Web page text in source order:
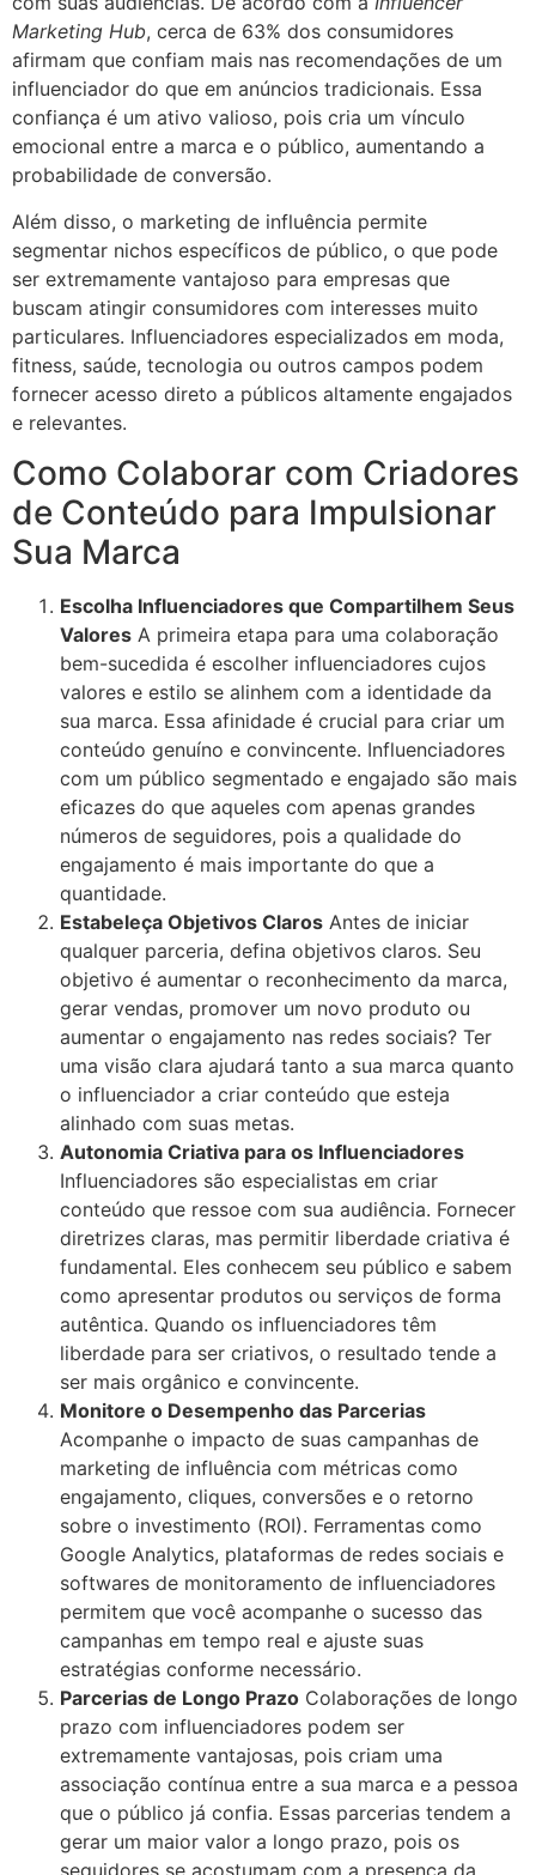
Marketing Hub, cerca de 63% dos consumidores
afirmam que confiam mais nas recomendações de um
influenciador do que em anúncios tradicionais. Essa
confiança é um ativo valioso, pois cria um vínculo
emocional entre a marca e o público, aumentando a
probabilidade de conversão.
Além disso, o marketing de influência permite
segmentar nichos específicos de público, o que pode
ser extremamente vantajoso para empresas que
buscam atingir consumidores com interesses muito
particulares. Influenciadores especializados em moda,
fitness, saúde, tecnologia ou outros campos podem
fornecer acesso direto a públicos altamente engajados
e relevantes.
Como Colaborar com Criadores
de Conteúdo para Impulsionar
Sua Marca
Escolha Influenciadores que Compartilhem Seus
Valores A primeira etapa para uma colaboração
bem-sucedida é escolher influenciadores cujos
valores e estilo se alinhem com a identidade da
sua marca. Essa afinidade é crucial para criar um
conteúdo genuíno e convincente. Influenciadores
com um público segmentado e engajado são mais
eficazes do que aqueles com apenas grandes
números de seguidores, pois a qualidade do
engajamento é mais importante do que a
quantidade.
Estabeleça Objetivos Claros Antes de iniciar
qualquer parceria, defina objetivos claros. Seu
objetivo é aumentar o reconhecimento da marca,
gerar vendas, promover um novo produto ou
aumentar o engajamento nas redes sociais? Ter
uma visão clara ajudará tanto a sua marca quanto
o influenciador a criar conteúdo que esteja
alinhado com suas metas.
Autonomia Criativa para os Influenciadores
Influenciadores são especialistas em criar
conteúdo que ressoe com sua audiência. Fornecer
diretrizes claras, mas permitir liberdade criativa é
fundamental. Eles conhecem seu público e sabem
como apresentar produtos ou serviços de forma
autêntica. Quando os influenciadores têm
liberdade para ser criativos, o resultado tende a
ser mais orgânico e convincente.
Monitore o Desempenho das Parcerias
Acompanhe o impacto de suas campanhas de
marketing de influência com métricas como
engajamento, cliques, conversões e o retorno
sobre o investimento (ROI). Ferramentas como
Google Analytics, plataformas de redes sociais e
softwares de monitoramento de influenciadores
permitem que você acompanhe o sucesso das
campanhas em tempo real e ajuste suas
estratégias conforme necessário.
Parcerias de Longo Prazo Colaborações de longo
prazo com influenciadores podem ser
extremamente vantajosas, pois criam uma
associação contínua entre a sua marca e a pessoa
que o público já confia. Essas parcerias tendem a
gerar um maior valor a longo prazo, pois os